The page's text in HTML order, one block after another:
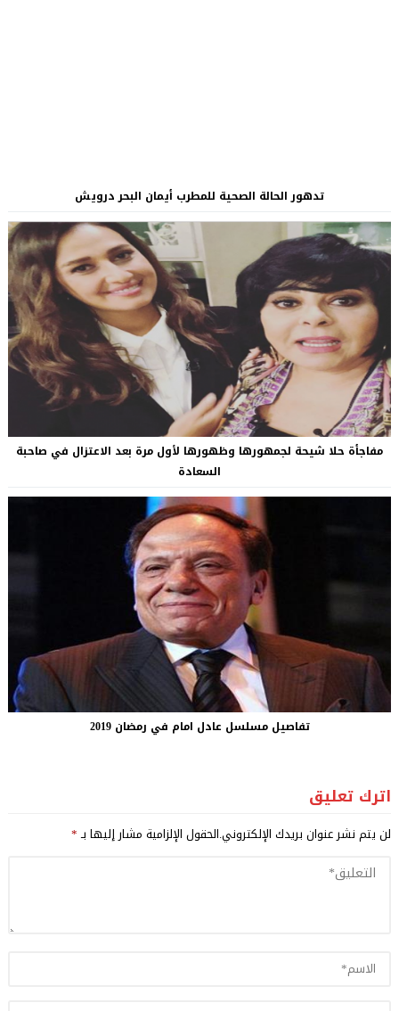
تدهور الحالة الصحية للمطرب أيمان البحر درويش
مفاجأة حلا شيحة لجمهورها وظهورها لأول مرة بعد الاعتزال في صاحبة
السعادة
تفاصيل مسلسل عادل امام في رمضان 2019
اترك تعليق
لن يتم نشر عنوان بريدك الإلكتروني.الحقول الإلزامية مشار إليها بـ*